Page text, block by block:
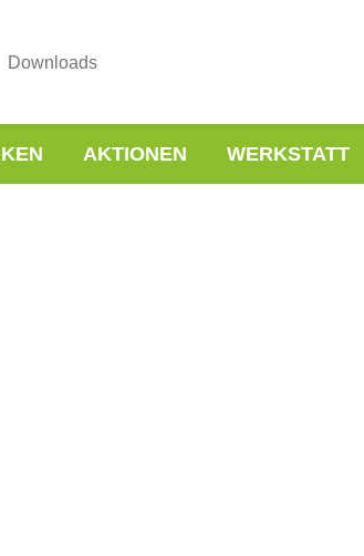
Downloads
AKTIONEN WERKSTATT